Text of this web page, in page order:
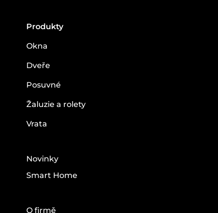
Produkty
Okna
Dveře
Posuvné
Žaluzie a rolety
Vrata
Novinky
Smart Home
O firmě